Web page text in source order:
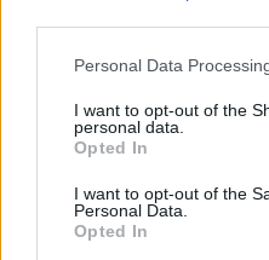
Please note that this
not limited to your visit or
grant or deny consent to
use your data for below
consent section.
Personal Data
I want to opt-out of the
personal data.
Opted In
I want to opt-out of the
Personal Data.
Opted In
szerezzük be. A gumókat
benyomható példányok
virághagymákat
ötlet megjelölni a
nem mutatják meg